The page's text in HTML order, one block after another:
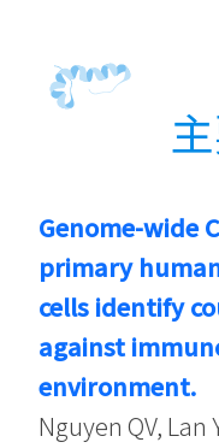
Genome-wide
primary
cells identify
against
environment.
Nguyen QV, Lan